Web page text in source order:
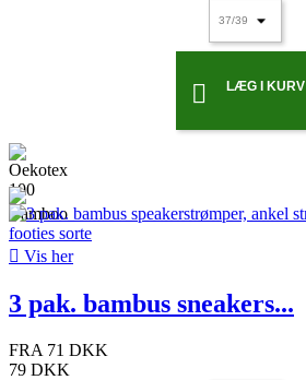
 LÆG I KURV
 Vis her
3 pak. bambus sneakers...
FRA 71 DKK
79 DKK